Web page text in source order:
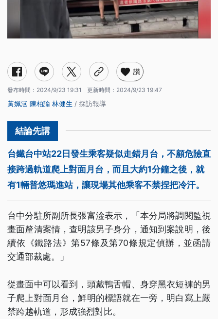
讚
發布時間： 2024/9/23 19:31 更新時間： 2024/9/23 19:47
黃姵涵 陳柏諭 林健生 / 採訪報導
台鐵台中站22日發生乘客疑似走錯月台，不顧危險直
接跨過軌道爬上對面月台，而且大約1分鐘之後，就
有1輛普悠瑪進站，讓現場其他乘客不禁捏把冷汗。
台中分駐所副所長張富淦表示，「本分局將調閱監視
畫面釐清案情，查明該男子身分，通知到案說明，後
續依《鐵路法》第57條及第70條規定偵辦，並函請
交通部裁處。」
從畫面中可以看到，頭戴鴨舌帽、身穿黑衣短褲的男
子爬上對面月台，鮮明的標語就在一旁，明白寫上嚴
禁跨越軌道，形成強烈對比。